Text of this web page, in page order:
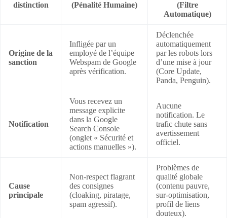
distinction (Pénalité Humaine)
(Filtre
Automatique)
Origine de la
sanction
Infligée par un
employé de l’équipe
Webspam de Google
après vérification.
Déclenchée
automatiquement
par les robots lors
d’une mise à jour
(Core Update,
Panda, Penguin).
Notification
Vous recevez un
message explicite
dans la Google
Search Console
(onglet « Sécurité et
actions manuelles »).
Aucune
notification. Le
trafic chute sans
avertissement
officiel.
Cause
principale
Non-respect flagrant
des consignes
(cloaking, piratage,
spam agressif).
Problèmes de
qualité globale
(contenu pauvre,
sur-optimisation,
profil de liens
douteux).